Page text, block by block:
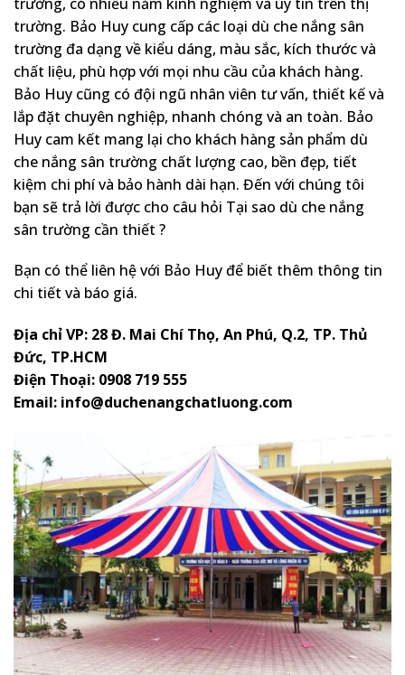
trường. Bảo Huy cung cấp các loại dù che nắng sân
trường đa dạng về kiểu dáng, màu sắc, kích thước và
chất liệu, phù hợp với mọi nhu cầu của khách hàng.
Bảo Huy cũng có đội ngũ nhân viên tư vấn, thiết kế và
lắp đặt chuyên nghiệp, nhanh chóng và an toàn. Bảo
Huy cam kết mang lại cho khách hàng sản phẩm dù
che nắng sân trường chất lượng cao, bền đẹp, tiết
kiệm chi phí và bảo hành dài hạn. Đến với chúng tôi
bạn sẽ trả lời được cho câu hỏi Tại sao dù che nắng
sân trường cần thiết ?
Bạn có thể liên hệ với Bảo Huy để biết thêm thông tin
chi tiết và báo giá.
Địa chỉ VP: 28 Đ. Mai Chí Thọ, An Phú, Q.2, TP. Thủ
Đức, TP.HCM
Điện Thoại: 0908 719 555
Email: info@duchenangchatluong.com